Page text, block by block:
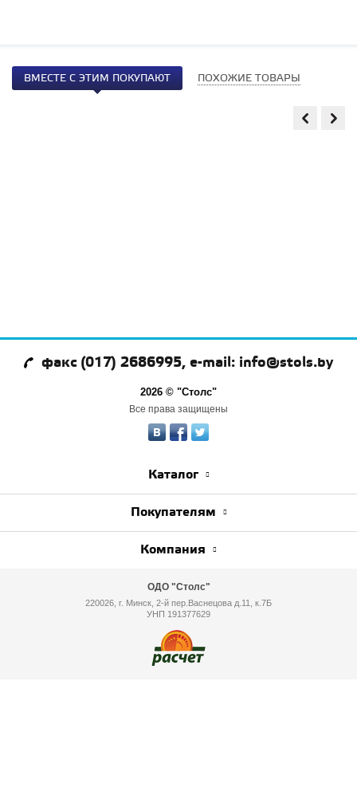
ВМЕСТЕ С ЭТИМ ПОКУПАЮТ ПОХОЖИЕ ТОВАРЫ
факс (017) 2686995, e-mail: info@stols.by
2026 © "Столс"
Все права защищены
Каталог
Покупателям
Компания
ОДО "Столс"
220026, г. Минск, 2-й пер.Васнецова д.11, к.7Б
УНП 191377629